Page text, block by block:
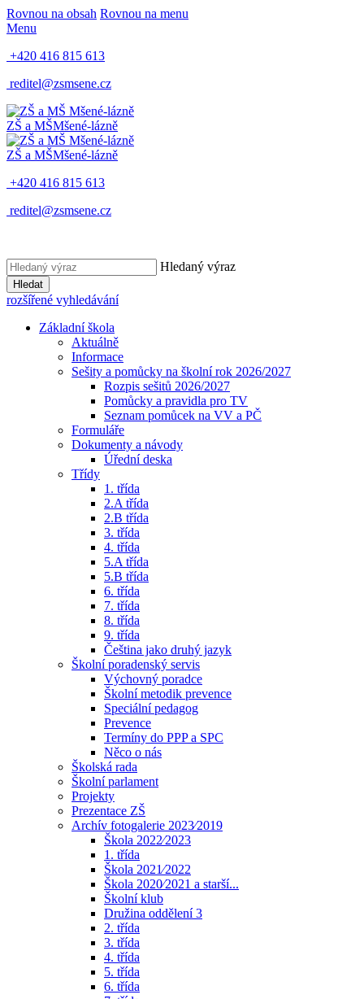
Rovnou na obsah Rovnou na menu
Menu
+420 416 815 613
reditel@zsmsene.cz
ZŠ a MŠMšené-lázně
ZŠ a MŠMšené-lázně
+420 416 815 613
reditel@zsmsene.cz
Hledaný výraz
Hledat
rozšířené vyhledávání
Základní škola
Aktuálně
Informace
Sešity a pomůcky na školní rok 2026/2027
Rozpis sešitů 2026/2027
Pomůcky a pravidla pro TV
Seznam pomůcek na VV a PČ
Formuláře
Dokumenty a návody
Úřední deska
Třídy
1. třída
2.A třída
2.B třída
3. třída
4. třída
5.A třída
5.B třída
6. třída
7. třída
8. třída
9. třída
Čeština jako druhý jazyk
Školní poradenský servis
Výchovný poradce
Školní metodik prevence
Speciální pedagog
Prevence
Termíny do PPP a SPC
Něco o nás
Školská rada
Školní parlament
Projekty
Prezentace ZŠ
Archív fotogalerie 2023⁄2019
Škola 2022⁄2023
1. třída
Škola 2021⁄2022
Škola 2020⁄2021 a starší...
Školní klub
Družina oddělení 3
2. třída
3. třída
4. třída
5. třída
6. třída